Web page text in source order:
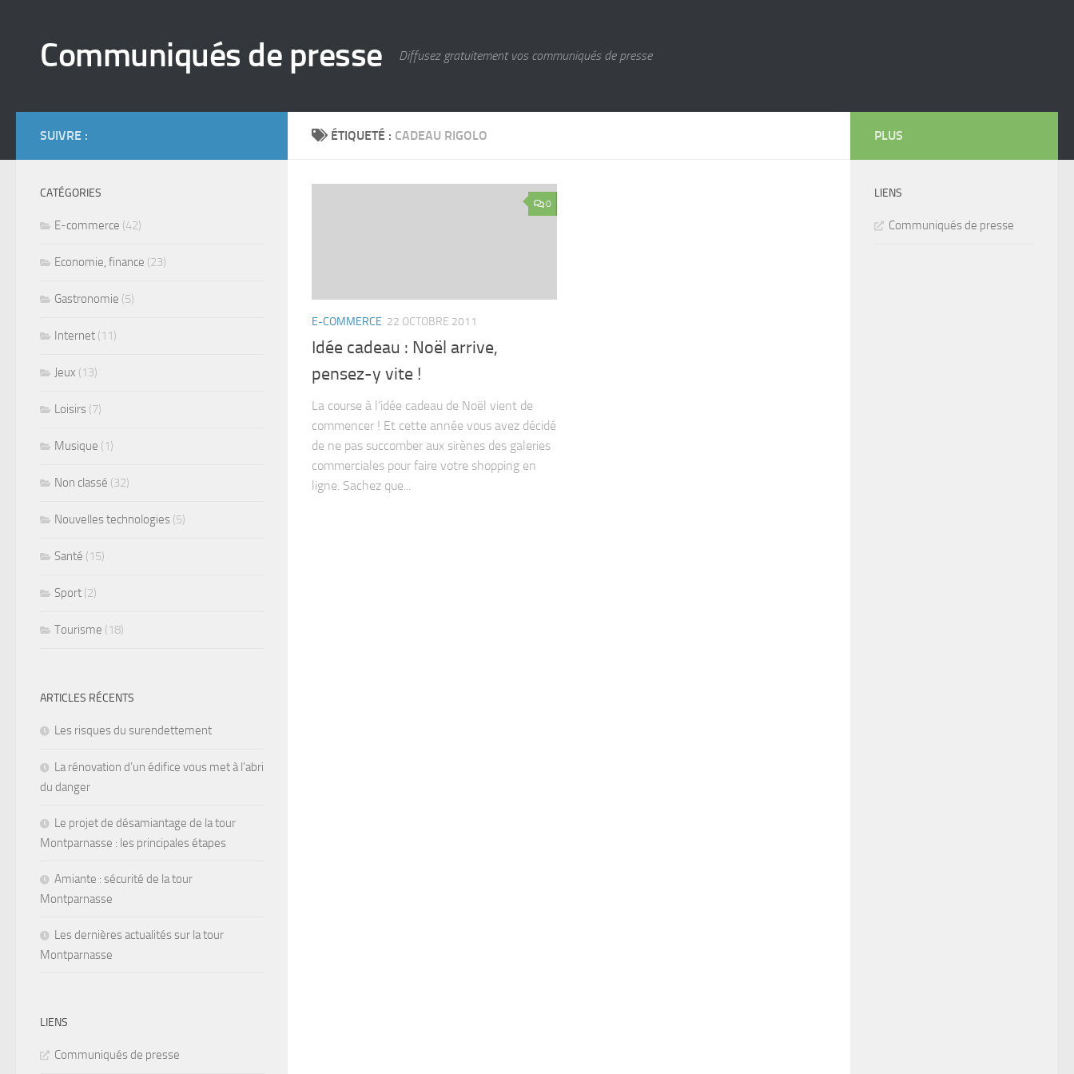
Communiqués de presse Diffusez gratuitement vos communiqués de presse
ÉTIQUETÉ : CADEAU RIGOLO
0
E-COMMERCE 22 OCTOBRE 2011
Idée cadeau : Noël arrive,
pensez-y vite !
La course à l’idée cadeau de Noël vient de
commencer ! Et cette année vous avez décidé
de ne pas succomber aux sirènes des galeries
commerciales pour faire votre shopping en
ligne. Sachez que...
SUIVRE :
CATÉGORIES
E-commerce (42)
Economie, finance (23)
Gastronomie (5)
Internet (11)
Jeux (13)
Loisirs (7)
Musique (1)
Non classé (32)
Nouvelles technologies (5)
Santé (15)
Sport (2)
Tourisme (18)
ARTICLES RÉCENTS
Les risques du surendettement
La rénovation d’un édifice vous met à l’abri
du danger
Le projet de désamiantage de la tour
Montparnasse : les principales étapes
Amiante : sécurité de la tour
Montparnasse
Les dernières actualités sur la tour
Montparnasse
LIENS
Communiqués de presse
PLUS
LIENS
Communiqués de presse